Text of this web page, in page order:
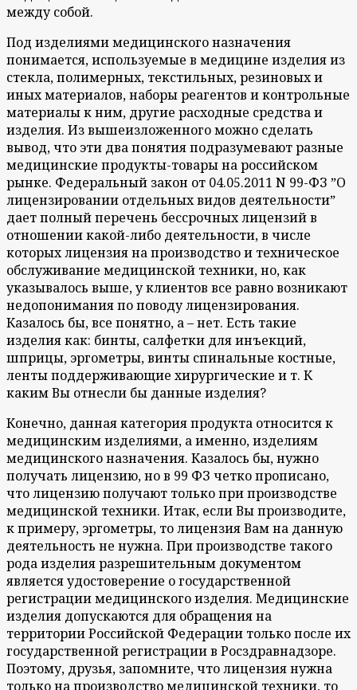
между собой.
Под изделиями медицинского назначения
понимается, используемые в медицине изделия из
стекла, полимерных, текстильных, резиновых и
иных материалов, наборы реагентов и контрольные
материалы к ним, другие расходные средства и
изделия. Из вышеизложенного можно сделать
вывод, что эти два понятия подразумевают разные
медицинские продукты-товары на российском
рынке. Федеральный закон от 04.05.2011 N 99-ФЗ ˮО
лицензировании отдельных видов деятельностиˮ
дает полный перечень бессрочных лицензий в
отношении какой-либо деятельности, в числе
которых лицензия на производство и техническое
обслуживание медицинской техники, но, как
указывалось выше, у клиентов все равно возникают
недопонимания по поводу лицензирования.
Казалось бы, все понятно, а – нет. Есть такие
изделия как: бинты, салфетки для инъекций,
шприцы, эргометры, винты спинальные костные,
ленты поддерживающие хирургические и т. К
каким Вы отнесли бы данные изделия?
Конечно, данная категория продукта относится к
медицинским изделиями, а именно, изделиям
медицинского назначения. Казалось бы, нужно
получать лицензию, но в 99 ФЗ четко прописано,
что лицензию получают только при производстве
медицинской техники. Итак, если Вы производите,
к примеру, эргометры, то лицензия Вам на данную
деятельность не нужна. При производстве такого
рода изделия разрешительным документом
является удостоверение о государственной
регистрации медицинского изделия. Медицинские
изделия допускаются для обращения на
территории Российской Федерации только после их
государственной регистрации в Росздравнадзоре.
Поэтому, друзья, запомните, что лицензия нужна
только на производство медицинской техники, то